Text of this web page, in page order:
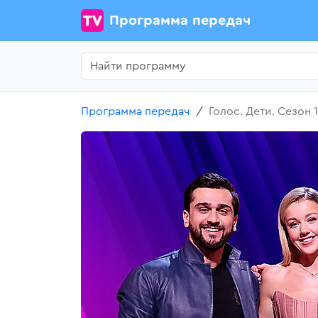
Программа передач
Программа передач Голос. Дети. Сезон